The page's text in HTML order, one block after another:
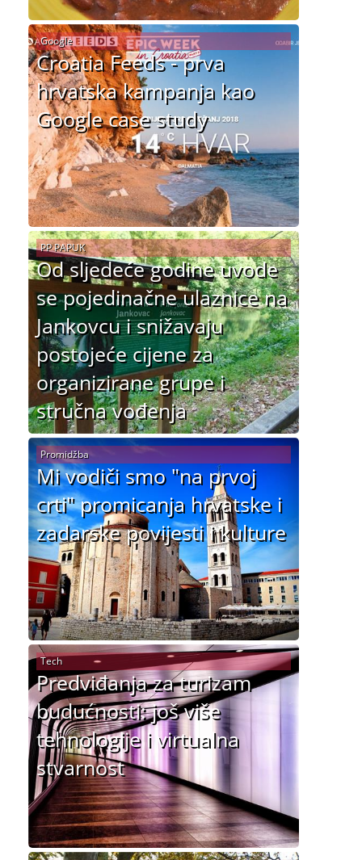
Croatia Feeds - prva
hrvatska kampanja kao
Google case study
Google
Od sljedeće godine uvode
se pojedinačne ulaznice na
Jankovcu i snižavaju
postojeće cijene za
organizirane grupe i
stručna vođenja
PP PAPUK
Mi vodiči smo "na prvoj
crti" promicanja hrvatske i
zadarske povijesti i kulture
Promidžba
Predviđanja za turizam
budućnosti: još više
tehnologije i virtualna
stvarnost
Tech